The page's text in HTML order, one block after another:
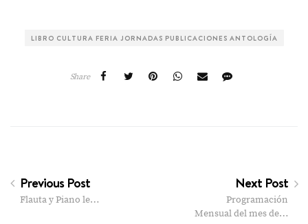
LIBRO CULTURA FERIA JORNADAS PUBLICACIONES ANTOLOGÍA
Share
Previous Post
Flauta y Piano le…
Next Post
Programación
Mensual del mes de…